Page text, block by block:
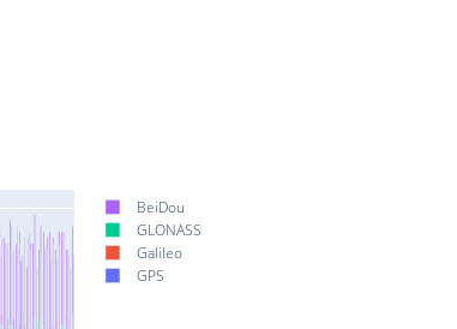
BeiDou
GLONASS
Galileo
GPS